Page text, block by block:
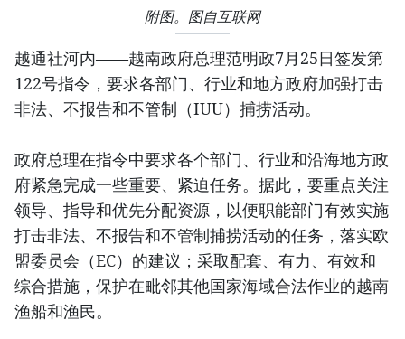
附图。图自互联网
越通社河内——越南政府总理范明政7月25日签发第
122号指令，要求各部门、行业和地方政府加强打击
非法、不报告和不管制（IUU）捕捞活动。
政府总理在指令中要求各个部门、行业和沿海地方政
府紧急完成一些重要、紧迫任务。据此，要重点关注
领导、指导和优先分配资源，以便职能部门有效实施
打击非法、不报告和不管制捕捞活动的任务，落实欧
盟委员会（EC）的建议；采取配套、有力、有效和
综合措施，保护在毗邻其他国家海域合法作业的越南
渔船和渔民。